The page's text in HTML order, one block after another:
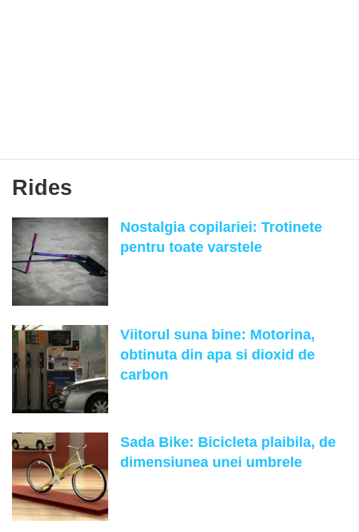
Rides
Nostalgia copilariei: Trotinete
pentru toate varstele
Viitorul suna bine: Motorina,
obtinuta din apa si dioxid de
carbon
Sada Bike: Bicicleta plaibila, de
dimensiunea unei umbrele